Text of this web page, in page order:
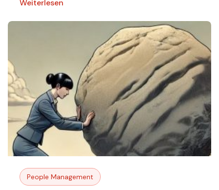
Weiterlesen
People Management